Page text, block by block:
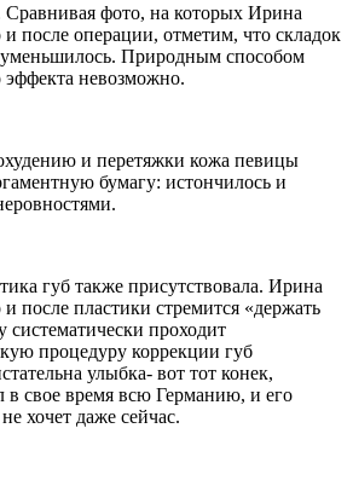
фото, на которых Ирина
после операции, отметим, что складок
Природным способом
эффекта невозможно.
и перетяжки кожа певицы
бумагу: истончилось и
губ также присутствовала. Ирина
после пластики стремится «держать
систематически проходит
процедуру коррекции губ
улыбка- вот тот конек,
в свое время всю Германию, и его
хочет даже сейчас.